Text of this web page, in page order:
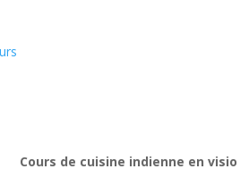
Cours de cuisine indienne en